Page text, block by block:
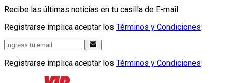
Recibe las últimas noticias en tu casilla de E-mail
Registrarse implica aceptar los Términos y Condiciones
Registrarse implica aceptar los Términos y Condiciones